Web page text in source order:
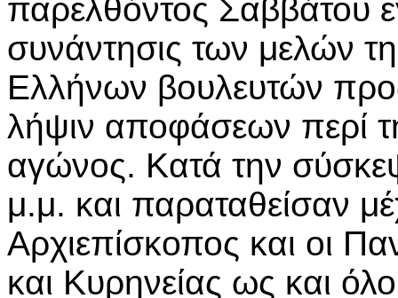
παρελθόντος Σαββάτου
συνάντησις των μελών
Ελλήνων βουλευτών
λήψιν αποφάσεων περί
αγώνος. Κατά την
μ.μ. και παραταθείσαν
Αρχιεπίσκοπος και οι
και Κυρηνείας ως και